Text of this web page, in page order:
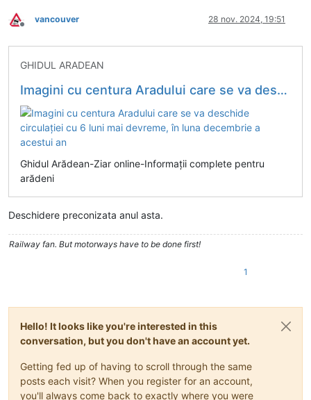
Deconectat
vancouver 28 nov. 2024, 19:51
GHIDUL ARADEAN
Imagini cu centura Aradului care se va deschide circulației cu 6 luni mai devreme, în luna decembrie a acestui an
Ghidul Arădean-Ziar online-Informații complete pentru
arădeni
Deschidere preconizata anul asta.
Railway fan. But motorways have to be done first!
1
Hello! It looks like you're interested in this
conversation, but you don't have an account yet.
Getting fed up of having to scroll through the same
posts each visit? When you register for an account,
you'll always come back to exactly where you were